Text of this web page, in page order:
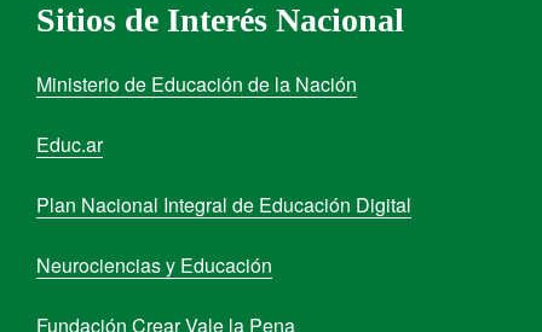
Sitios de Interés Nacional
Ministerio de Educación de la Nación
Educ.ar
Plan Nacional Integral de Educación Digital
Neurociencias y Educación
Fundación Crear Vale la Pena